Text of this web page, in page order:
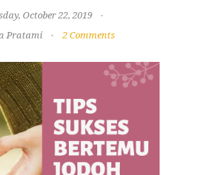
October 22, 2019
Pratami
2 Comments